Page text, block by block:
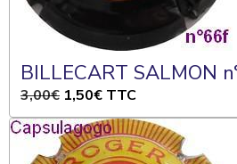
3,00€ 1,50€ TTC